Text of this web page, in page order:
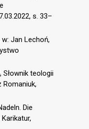
s. 33–
Jan Lechoń,
Słownik teologii
Romaniuk,
Die